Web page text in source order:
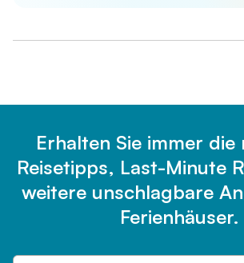
Erhalten Sie immer die
Reisetipps, Last-Minute
weitere unschlagbare
Ferienhäuser.